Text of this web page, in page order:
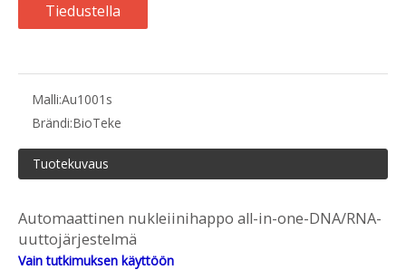
Tiedustella
Malli:Au1001s
Brändi:BioTeke
Tuotekuvaus
Automaattinen nukleiinihappo all-in-one-DNA/RNA-
uuttojärjestelmä
Vain tutkimuksen käyttöön